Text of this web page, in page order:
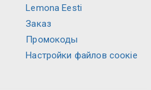
Lemona Eesti
Заказ
Промокоды
Настройки файлов соокіе